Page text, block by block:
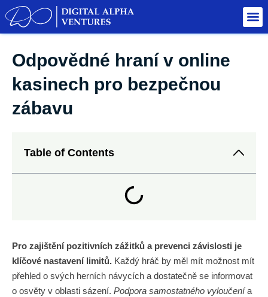
Odpovědné hraní v online
kasinech pro bezpečnou
zábavu
Table of Contents
Pro zajištění pozitivních zážitků a prevenci závislosti je
klíčové nastavení limitů. Každý hráč by měl mít možnost mít
přehled o svých herních návycích a dostatečně se informovat
o osvěty v oblasti sázení. Podpora samostatného vyloučenía